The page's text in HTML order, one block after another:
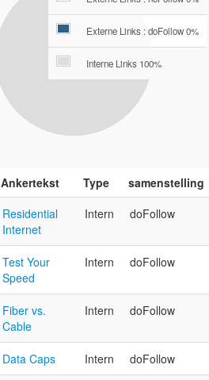
Externe Links : doFollow 0%
Interne Links 100%
Ankertekst Type
samenstelling
Residential
Internet
Intern doFollow
Test Your
Speed
Intern doFollow
Fiber vs.
Cable
Intern doFollow
Data Caps Intern doFollow